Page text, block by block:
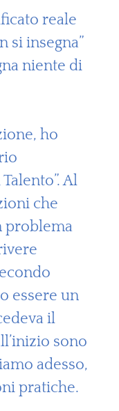
reale
si insegna”
niente di
ho
Al
che
problema
essere un
il
sono
adesso,
pratiche.